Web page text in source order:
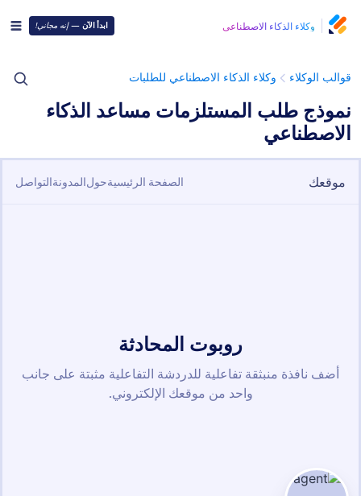
وكلاء الذكاء الاصطناعي ابدأ الآن —إنه مجاني!
قوالب الوكلاء وكلاء الذكاء الاصطناعي للطلبات
نموذج طلب المستلزمات مساعد الذكاء
الاصطناعي